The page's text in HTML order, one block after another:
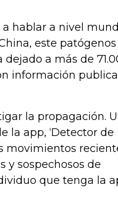
hablar a nivel
este
dejado a más de
información
la propagación.
la app, ‘Detector de
movimientos
y sospechosos de
que tenga la